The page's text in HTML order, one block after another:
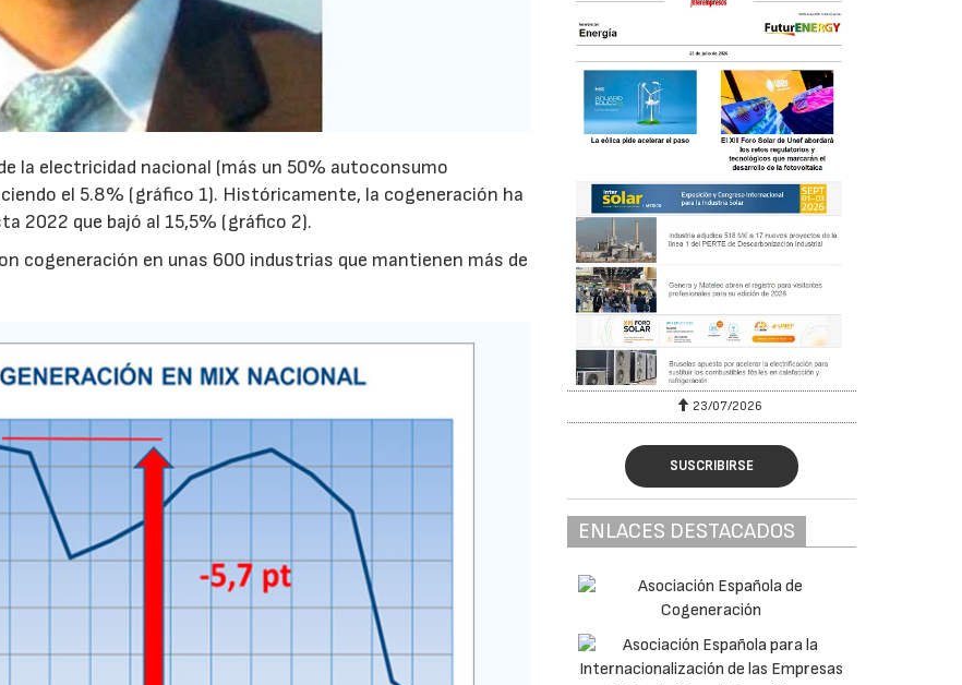
la electricidad nacional (más un 50% autoconsumo
el 5.8% (gráfico 1). Históricamente, la cogeneración ha
2022 que bajó al 15,5% (gráfico 2).
cogeneración en unas 600 industrias que mantienen más de
23/07/2026
SUSCRIBIRSE
ENLACES DESTACADOS